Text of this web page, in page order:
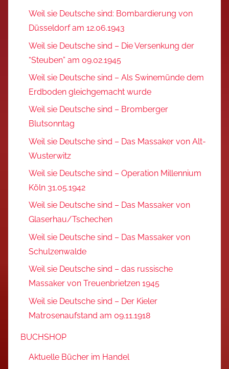
Weil sie Deutsche sind: Bombardierung von
Düsseldorf am 12.06.1943
Weil sie Deutsche sind – Die Versenkung der
“Steuben” am 09.02.1945
Weil sie Deutsche sind – Als Swinemünde dem
Erdboden gleichgemacht wurde
Weil sie Deutsche sind – Bromberger
Blutsonntag
Weil sie Deutsche sind – Das Massaker von Alt-
Wusterwitz
Weil sie Deutsche sind – Operation Millennium
Köln 31.05.1942
Weil sie Deutsche sind – Das Massaker von
Glaserhau/Tschechen
Weil sie Deutsche sind – Das Massaker von
Schulzenwalde
Weil sie Deutsche sind – das russische
Massaker von Treuenbrietzen 1945
Weil sie Deutsche sind – Der Kieler
Matrosenaufstand am 09.11.1918
BUCHSHOP
Aktuelle Bücher im Handel